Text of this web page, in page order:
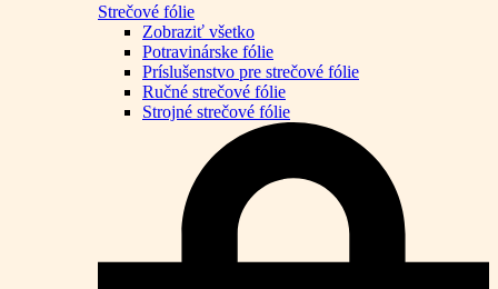
Strečové fólie
Zobraziť všetko
Potravinárske fólie
Príslušenstvo pre strečové fólie
Ručné strečové fólie
Strojné strečové fólie